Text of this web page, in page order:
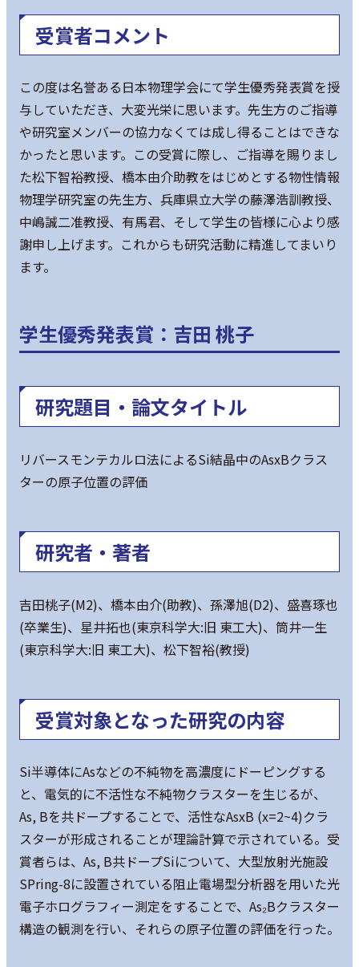
受賞者コメント
この度は名誉ある日本物理学会にて学生優秀発表賞を授
与していただき、大変光栄に思います。先生方のご指導
や研究室メンバーの協力なくては成し得ることはできな
かったと思います。この受賞に際し、ご指導を賜りまし
た松下智裕教授、橋本由介助教をはじめとする物性情報
物理学研究室の先生方、兵庫県立大学の藤澤浩訓教授、
中嶋誠二准教授、有馬君、そして学生の皆様に心より感
謝申し上げます。これからも研究活動に精進してまいり
ます。
学生優秀発表賞：吉田 桃子
研究題目・論文タイトル
リバースモンテカルロ法によるSi結晶中のAsxBクラス
ターの原子位置の評価
研究者・著者
吉田桃子(M2)、橋本由介(助教)、孫澤旭(D2)、盛喜琢也
(卒業生)、星井拓也(東京科学大:旧 東工大)、筒井一生
(東京科学大:旧 東工大)、松下智裕(教授)
受賞対象となった研究の内容
Si半導体にAsなどの不純物を高濃度にドーピングする
と、電気的に不活性な不純物クラスターを生じるが、
As, Bを共ドープすることで、活性なAsxB (x=2~4)クラ
スターが形成されることが理論計算で示されている。受
賞者らは、As, B共ドープSiについて、大型放射光施設
SPring-8に設置されている阻止電場型分析器を用いた光
電⼦ホログラフィー測定をすることで、As₂Bクラスター
構造の観測を行い、それらの原子位置の評価を行った。